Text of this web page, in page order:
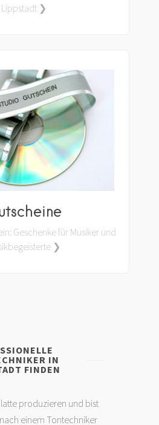
Lippstadt ❯
Geschenke für Musiker und
❯
IN
FINDEN
produzieren und bist
einem Tontechniker